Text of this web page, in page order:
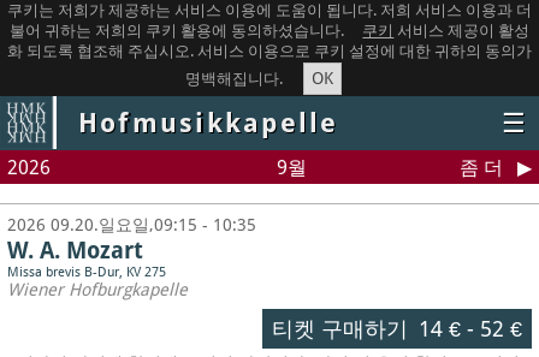
쿠키는 저희가 제공하는 서비스 이용에 도움이 됩니다. 저희 서비스 이용과 더
불어 귀하는 저희의 쿠키 활용에 동의하셨습니다.
쿠키 서비스 제공이 활성
화 되도록 협조해 주십시오. 서비스 이용으로 쿠키 설정에 대한 귀하의 동의가
명백해집니다.
OK
Hofmusikkapelle ☰
2026 9월 좀 더
2026 09.20.일요일,09:15 - 10:35
W. A. Mozart
Missa brevis B-Dur, KV 275
Wiener Hofburgkapelle
티켓 구매하기 14 €- 52 €